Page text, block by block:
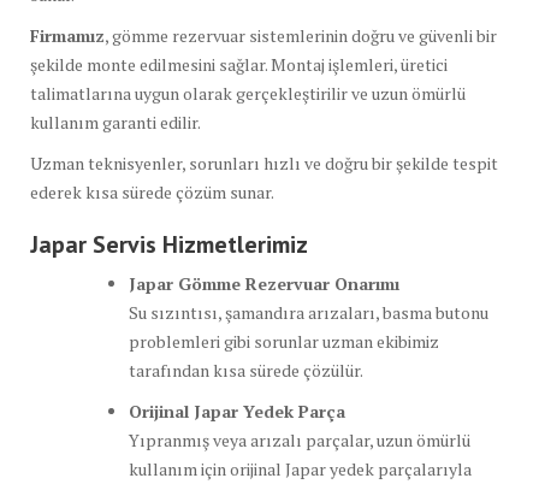
Firmamız, gömme rezervuar sistemlerinin doğru ve güvenli bir
şekilde monte edilmesini sağlar. Montaj işlemleri, üretici
talimatlarına uygun olarak gerçekleştirilir ve uzun ömürlü
kullanım garanti edilir.
Uzman teknisyenler, sorunları hızlı ve doğru bir şekilde tespit
ederek kısa sürede çözüm sunar.
Japar Servis Hizmetlerimiz
Japar Gömme Rezervuar Onarımı
Su sızıntısı, şamandıra arızaları, basma butonu
problemleri gibi sorunlar uzman ekibimiz
tarafından kısa sürede çözülür.
Orijinal Japar Yedek Parça
Yıpranmış veya arızalı parçalar, uzun ömürlü
kullanım için orijinal Japar yedek parçalarıyla